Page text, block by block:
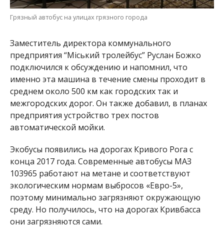
Грязный автобус на улицах грязного города
Заместитель директора коммунального
предприятия “Міський тролейбус” Руслан Божко
подключился к обсуждению и напомнил, что
именно эта машина в течение смены проходит в
среднем около 500 км как городских так и
межгородских дорог. Он также добавил, в планах
предприятия устройство трех постов
автоматической мойки.
Экобусы появились на дорогах Кривого Рога с
конца 2017 года. Современные автобусы МАЗ
103965 работают на метане и соответствуют
экологическим нормам выбросов «Евро-5»,
поэтому минимально загрязняют окружающую
среду. Но получилось, что на дорогах Кривбасса
они загрязняются сами.